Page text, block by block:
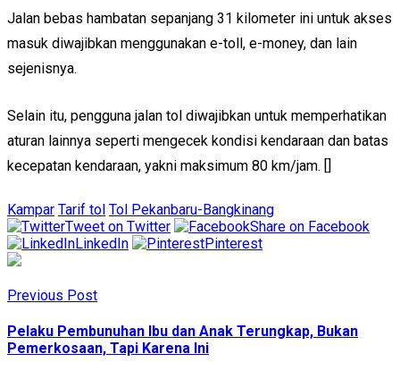
Jalan bebas hambatan sepanjang 31 kilometer ini untuk akses
masuk diwajibkan menggunakan e-toll, e-money, dan lain
sejenisnya.
Selain itu, pengguna jalan tol diwajibkan untuk memperhatikan
aturan lainnya seperti mengecek kondisi kendaraan dan batas
kecepatan kendaraan, yakni maksimum 80 km/jam. []
Kampar Tarif tol Tol Pekanbaru-Bangkinang
Tweet on Twitter
Share on Facebook
LinkedIn
Pinterest
Previous Post
Pelaku Pembunuhan Ibu dan Anak Terungkap, Bukan
Pemerkosaan, Tapi Karena Ini